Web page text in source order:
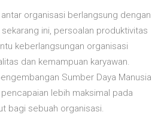
organisasi berlangsung dengan
ini, persoalan produktivitas
keberlangsungan organisasi
dan kemampuan karyawan.
Sumber Daya Manusia
lebih maksimal pada
bagi sebuah organisasi.